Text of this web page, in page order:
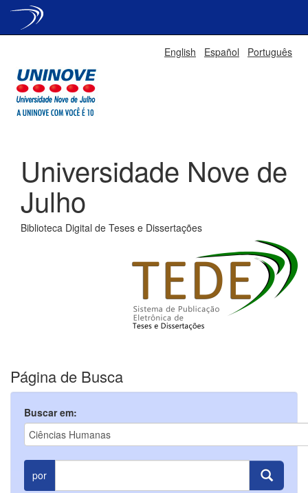
English Español Português
Universidade Nove de
Julho
Biblioteca Digital de Teses e Dissertações
Página de Busca
Buscar em:
por